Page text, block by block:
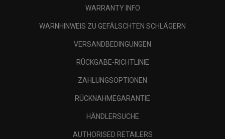
WARRANTY INFO
WARNHINWEIS ZU GEFÄLSCHTEN SCHLÄGERN
VERSANDBEDINGUNGEN
RÜCKGABE-RICHTLINIE
ZAHLUNGSOPTIONEN
RÜCKNAHMEGARANTIE
HÄNDLERSUCHE
AUTHORISED RETAILERS